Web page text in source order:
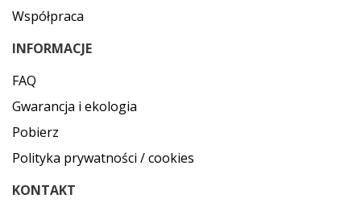
Współpraca
INFORMACJE
FAQ
Gwarancja i ekologia
Pobierz
Polityka prywatności / cookies
KONTAKT